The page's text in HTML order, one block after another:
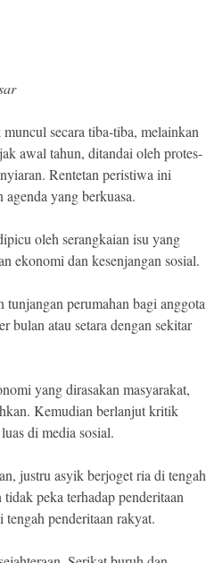
secara tiba-tiba, melainkan
awal tahun, ditandai oleh protes-
Rentetan peristiwa ini
yang berkuasa.
oleh serangkaian isu yang
ekonomi dan kesenjangan sosial.
perumahan bagi anggota
atau setara dengan sekitar
yang dirasakan masyarakat,
Kemudian berlanjut kritik
di media sosial.
justru asyik berjoget ria di tengah
peka terhadap penderitaan
penderitaan rakyat.